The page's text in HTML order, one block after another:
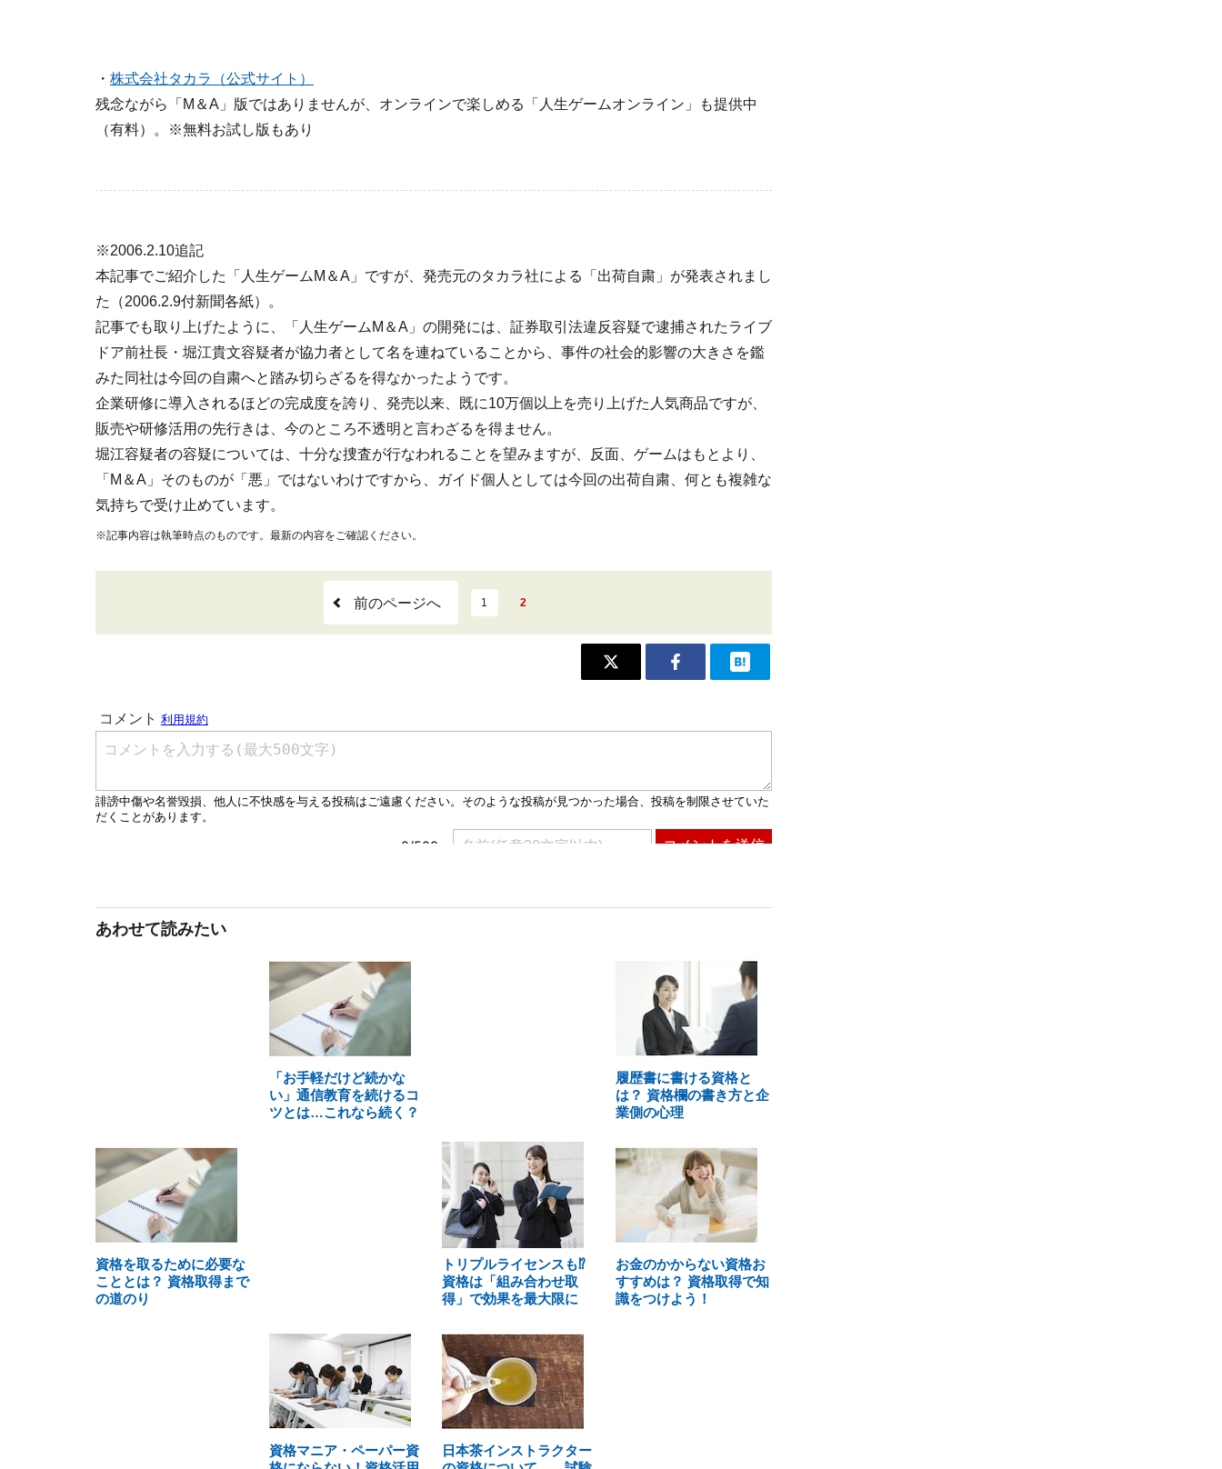
・ 株式会社タカラ（公式サイト）
残念ながら「M＆A」版ではありませんが、オンラインで楽しめる「人生ゲームオンライン」も提供中
（有料）。※無料お試し版もあり
※2006.2.10追記
本記事でご紹介した「人生ゲームM＆A」ですが、発売元のタカラ社による「出荷自粛」が発表されまし
た（2006.2.9付新聞各紙）。
記事でも取り上げたように、「人生ゲームM＆A」の開発には、証券取引法違反容疑で逮捕されたライブ
ドア前社長・堀江貴文容疑者が協力者として名を連ねていることから、事件の社会的影響の大きさを鑑
みた同社は今回の自粛へと踏み切らざるを得なかったようです。
企業研修に導入されるほどの完成度を誇り、発売以来、既に10万個以上を売り上げた人気商品ですが、
販売や研修活用の先行きは、今のところ不透明と言わざるを得ません。
堀江容疑者の容疑については、十分な捜査が行なわれることを望みますが、反面、ゲームはもとより、
「M＆A」そのものが「悪」ではないわけですから、ガイド個人としては今回の出荷自粛、何とも複雑な
気持ちで受け止めています。
※記事内容は執筆時点のものです。最新の内容をご確認ください。
前のページへ 1 2
あわせて読みたい
「お手軽だけど続かな
い」通信教育を続けるコ
ツとは…これなら続く？
履歴書に書ける資格と
は？ 資格欄の書き方と企
業側の心理
資格を取るために必要な
こととは？ 資格取得まで
の道のり
トリプルライセンスも⁉
資格は「組み合わせ取
得」で効果を最大限に
お金のかからない資格お
すすめは？ 資格取得で知
識をつけよう！
資格マニア・ペーパー資
日本茶インストラクター